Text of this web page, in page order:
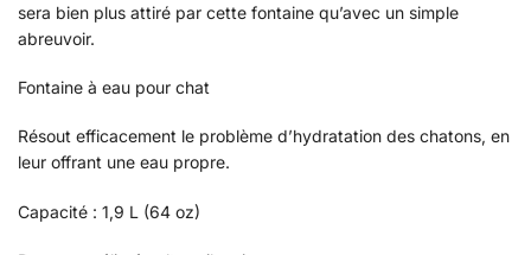
sera bien plus attiré par cette fontaine qu’avec un simple
abreuvoir.
Fontaine à eau pour chat
Résout efficacement le problème d’hydratation des chatons, en
leur offrant une eau propre.
Capacité : 1,9 L (64 oz)